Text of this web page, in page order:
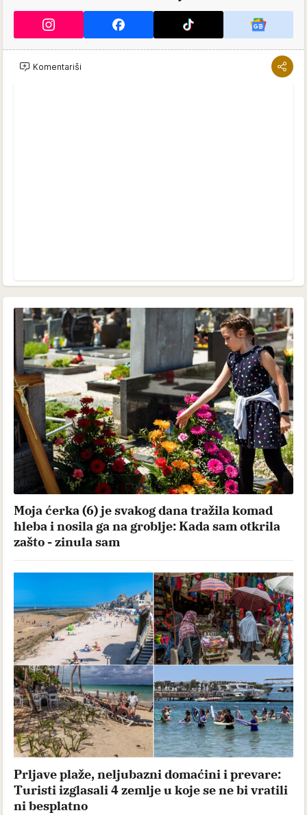
Komentariši
Moja ćerka (6) je svakog dana tražila komad
hleba i nosila ga na groblje: Kada sam otkrila
zašto - zinula sam
Prljave plaže, neljubazni domaćini i prevare:
Turisti izglasali 4 zemlje u koje se ne bi vratili
ni besplatno